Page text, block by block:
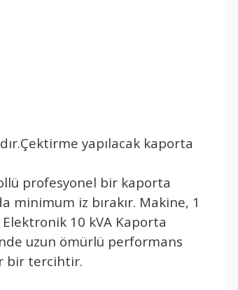
yapılacak kaporta
profesyonel bir kaporta
minimum iz bırakır. Makine, 1
Elektronik 10 kVA Kaporta
uzun ömürlü performans
bir tercihtir.